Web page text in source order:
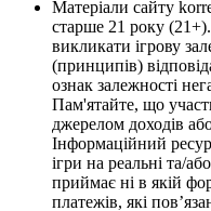
Матеріали сайту
старше 21 року
викликати ігрову
(принципів)
ознак залежності
Пам'ятайте, що
джерелом доходів
Інформаційний
ігри на реальні та/
приймає ні в якій
платежів, які